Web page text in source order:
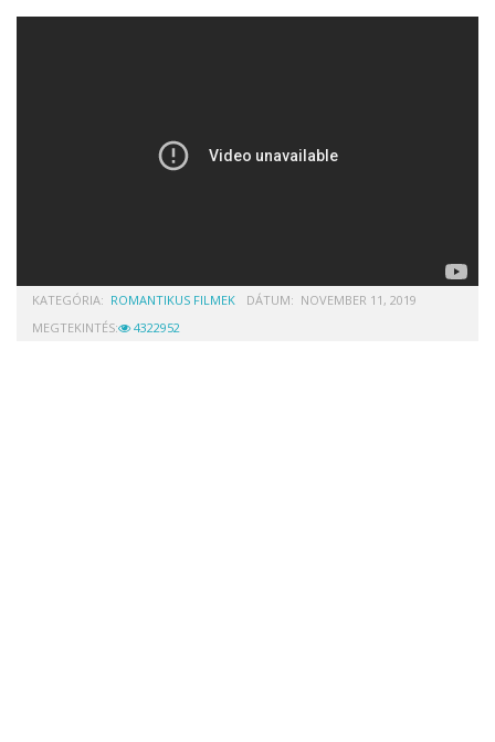
KATEGÓRIA: ROMANTIKUS FILMEK DÁTUM: NOVEMBER 11, 2019
MEGTEKINTÉS:
4322952